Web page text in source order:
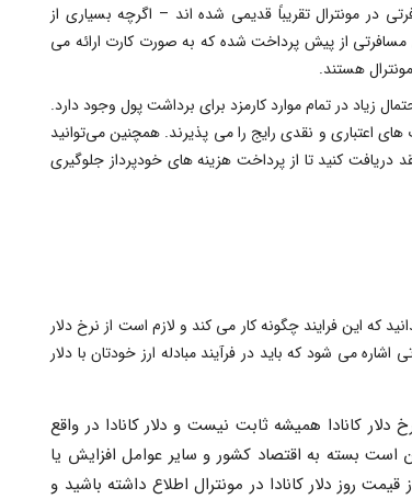
در مونترال تقریباً قدیمی شده اند – اگرچه بسیاری از
مسافرتی از پیش پرداخت شده که به صورت کارت ارائه می
هستند.
زیاد در تمام موارد کارمزد برای برداشت پول وجود دارد.
اعتباری و نقدی رایج را می‌ پذیرند. همچنین می‌توانید
دریافت کنید تا از پرداخت هزینه ‌های خودپرداز جلوگیری
که این فرایند چگونه کار می کند و لازم است از نرخ دلار
اشاره می شود که باید در فرآیند مبادله ارز خودتان با دلار
دلار کانادا همیشه ثابت نیست و دلار کانادا در واقع
بسته به اقتصاد کشور و سایر عوامل افزایش یا
روز دلار کانادا در مونترال اطلاع داشته باشید و